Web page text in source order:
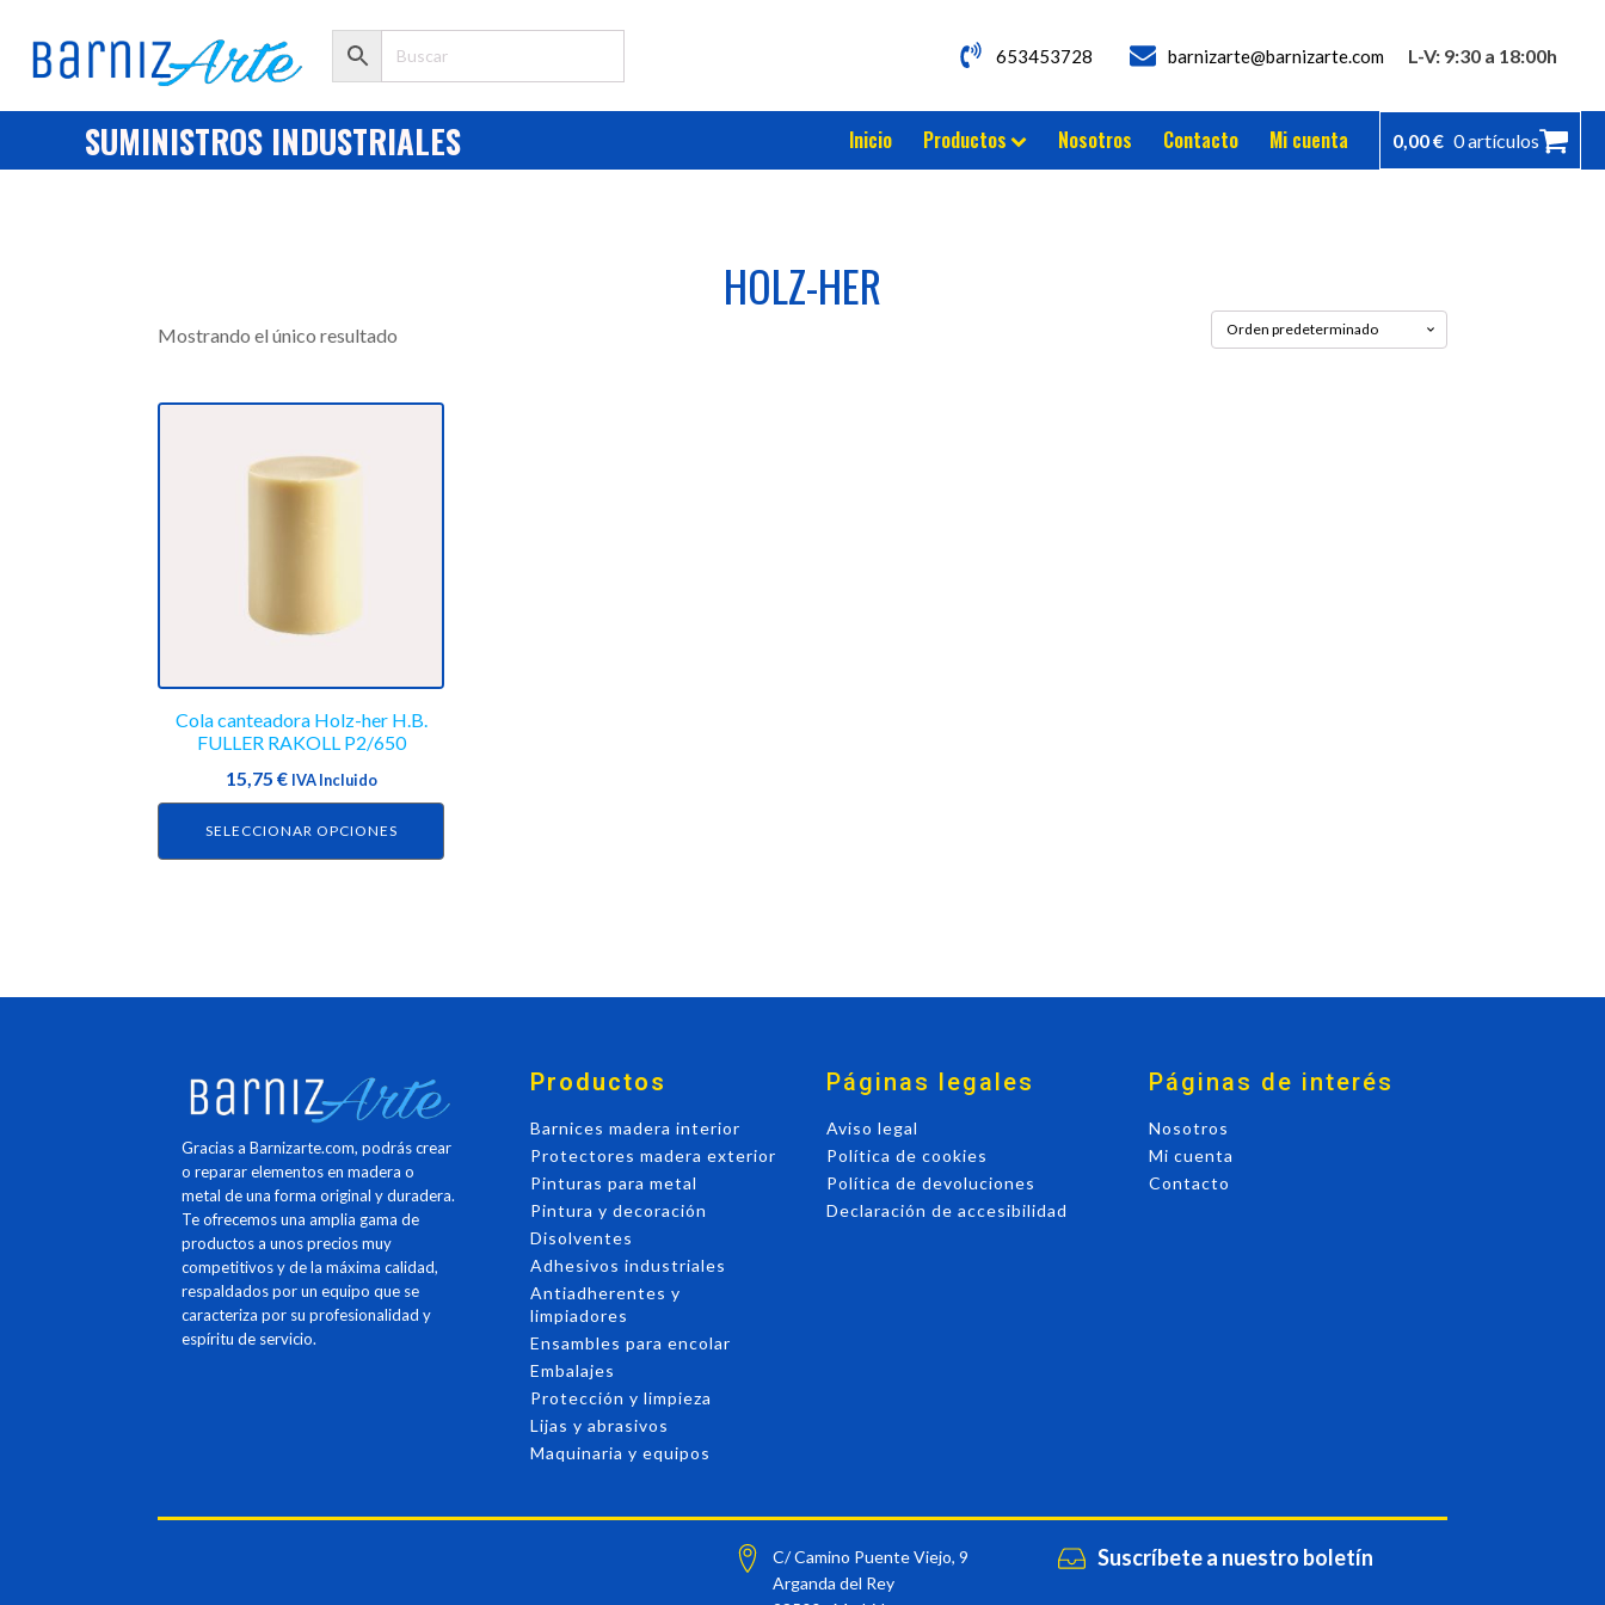
653453728 barnizarte@barnizarte.com L-V: 9:30 a 18:00h
SUMINISTROS INDUSTRIALES Inicio Productos Nosotros Contacto Mi cuenta 0,00€ 0 artículos
HOLZ-HER
Mostrando el único resultado
Cola canteadora Holz-her H.B.
FULLER RAKOLL P2/650
15,75 € IVA Incluido
SELECCIONAR OPCIONES
elegir
de
producto
Gracias a Barnizarte.com, podrás crear
o reparar elementos en madera o
metal de una forma original y duradera.
Te ofrecemos una amplia gama de
productos a unos precios muy
competitivos y de la máxima calidad,
respaldados por un equipo que se
caracteriza por su profesionalidad y
espíritu de servicio.
Productos
Barnices madera interior
Protectores madera exterior
Pinturas para metal
Pintura y decoración
Disolventes
Adhesivos industriales
Antiadherentes y
limpiadores
Ensambles para encolar
Embalajes
Protección y limpieza
Lijas y abrasivos
Maquinaria y equipos
Páginas legales
Aviso legal
Política de cookies
Política de devoluciones
Declaración de accesibilidad
Páginas de interés
Nosotros
Mi cuenta
Contacto
C/ Camino Puente Viejo, 9
Arganda del Rey
Suscríbete a nuestro boletín